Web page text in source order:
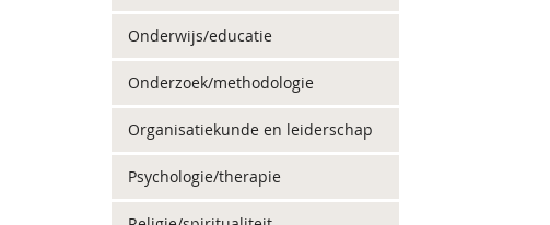
Onderwijs/educatie
Onderzoek/methodologie
Organisatiekunde en leiderschap
Psychologie/therapie